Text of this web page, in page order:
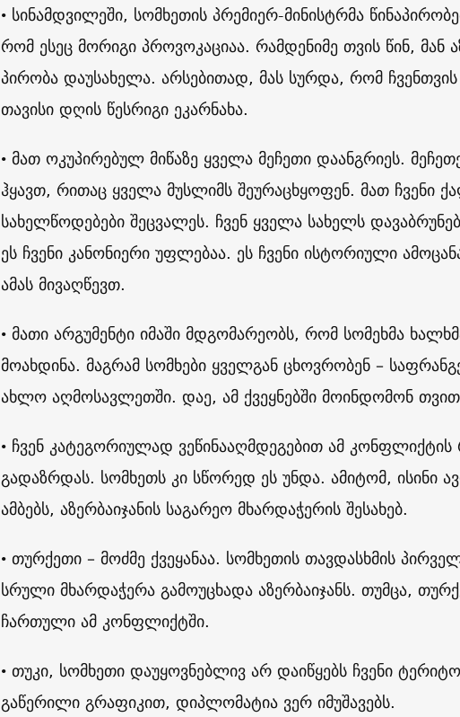
• სინამდვილეში, სომხეთის პრემიერ-მინისტრმა
რომ ესეც მორიგი პროვოკაციაა. რამდენიმე თვის წინ, მან
პირობა დაუსახელა. არსებითად, მას სურდა, რომ ჩვენთვის
თავისი დღის წესრიგი ეკარნახა.
• მათ ოკუპირებულ მიწაზე ყველა მეჩეთი დაანგრიეს.
ჰყავთ, რითაც ყველა მუსლიმს შეურაცხყოფენ. მათ ჩვენი
სახელწოდებები შეცვალეს. ჩვენ ყველა სახელს
ეს ჩვენი კანონიერი უფლებაა. ეს ჩვენი ისტორიული
ამას მივაღწევთ.
• მათი არგუმენტი იმაში მდგომარეობს, რომ სომეხმა
მოახდინა. მაგრამ სომხები ყველგან ცხოვრობენ –
ახლო აღმოსავლეთში. დაე, ამ ქვეყნებში მოინდომონ
• ჩვენ კატეგორიულად ვეწინააღმდეგებით ამ
გადაზრდას. სომხეთს კი სწორედ ეს უნდა. ამიტომ, ისინი
ამბებს, აზერბაიჯანის საგარეო მხარდაჭერის შესახებ.
• თურქეთი – მოძმე ქვეყანაა. სომხეთის თავდასხმის
სრული მხარდაჭერა გამოუცხადა აზერბაიჯანს. თუმცა,
ჩართული ამ კონფლიქტში.
• თუკი, სომხეთი დაუყოვნებლივ არ დაიწყებს ჩვენი
გაწერილი გრაფიკით, დიპლომატია ვერ იმუშავებს.